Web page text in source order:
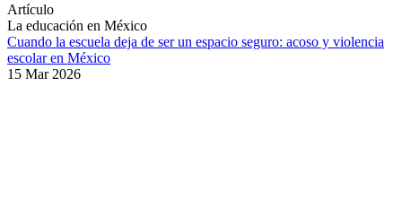
Artículo
La educación en México
Cuando la escuela deja de ser un espacio seguro: acoso y violencia
escolar en México
15 Mar 2026